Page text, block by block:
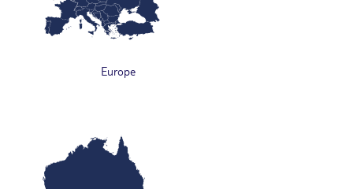
Europe